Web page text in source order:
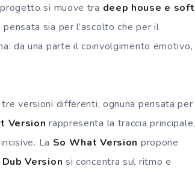
si muove tra deep house e soft
sia per l’ascolto che per il
da una parte il coinvolgimento emotivo,
versioni differenti, ognuna pensata per
Version rappresenta la traccia principale,
La So What Version propone
Dub Version si concentra sul ritmo e